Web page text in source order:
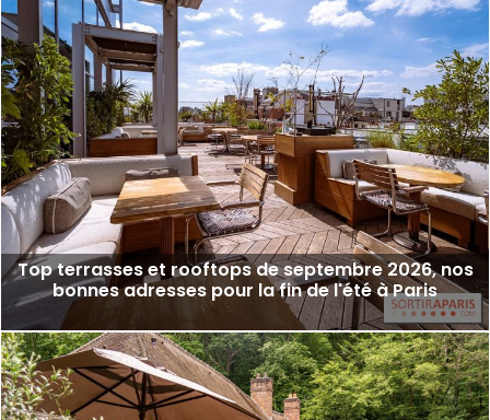
Top terrasses et rooftops de septembre 2026, nos
bonnes adresses pour la fin de l'été à Paris